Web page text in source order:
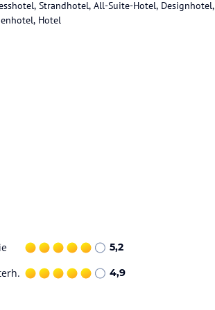
Strandhotel, All-Suite-Hotel, Designhotel,
Hotel
5,2
4,9